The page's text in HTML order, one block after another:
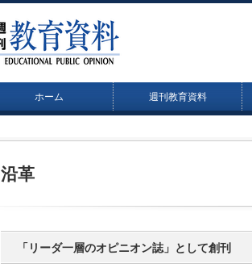
ホーム 週刊教育資料
沿革
「リーダ一層のオピニオン誌」として創刊